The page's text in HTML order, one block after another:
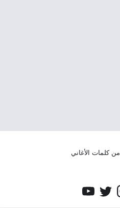
كلمات الأغاني